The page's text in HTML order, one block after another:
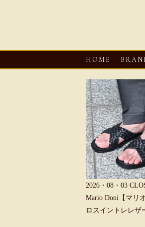
HOME
2026・08・03
Mario Doni【マリ
ロスイントレレザ